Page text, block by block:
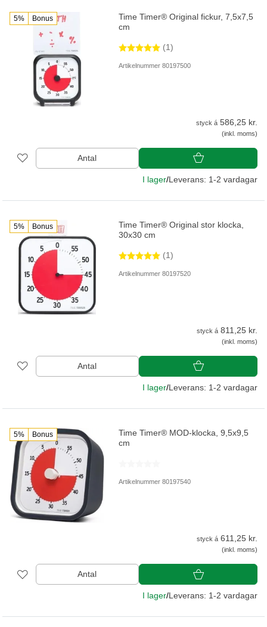
5% Bonus
Time Timer® Original fickur, 7,5x7,5
cm
(1)
Artikelnummer 80197500
styck á 586,25 kr.
(inkl. moms)
Antal
I lager/Leverans: 1-2 vardagar
5% Bonus
Time Timer® Original stor klocka,
30x30 cm
(1)
Artikelnummer 80197520
styck á 811,25 kr.
(inkl. moms)
Antal
I lager/Leverans: 1-2 vardagar
5% Bonus
Time Timer® MOD-klocka, 9,5x9,5
cm
Artikelnummer 80197540
styck á 611,25 kr.
(inkl. moms)
Antal
I lager/Leverans: 1-2 vardagar